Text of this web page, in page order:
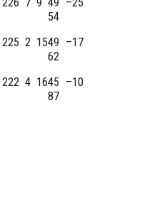
54
225 2 1549 –
62
17
222 4 1645 –
87
10